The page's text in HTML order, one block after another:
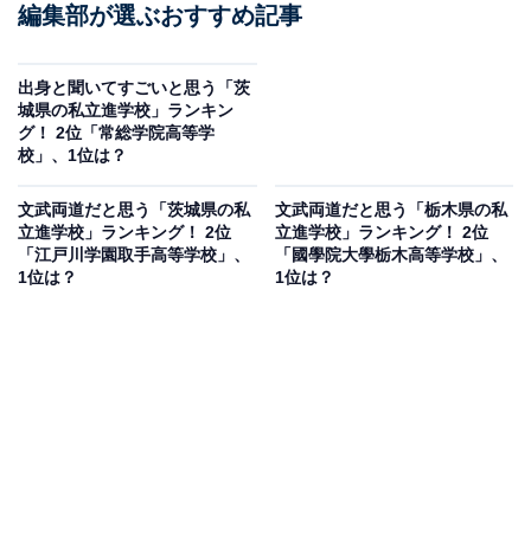
編集部が選ぶおすすめ記事
出身と聞いてすごいと思う「茨
城県の私立進学校」ランキン
グ！ 2位「常総学院高等学
校」、1位は？
文武両道だと思う「茨城県の私
立進学校」ランキング！ 2位
「江戸川学園取手高等学校」、
1位は？
文武両道だと思う「栃木県の私
立進学校」ランキング！ 2位
「國學院大學栃木高等学校」、
1位は？